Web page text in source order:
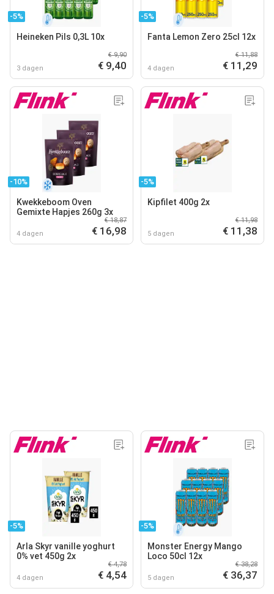
-5%
Heineken Pils 0,3L 10x
3 dagen
€ 9,90
€ 9,40
-5%
Fanta Lemon Zero 25cl 12x
4 dagen
€ 11,88
€ 11,29
-10%
Kwekkeboom Oven
Gemixte Hapjes 260g 3x
4 dagen
€ 18,87
€ 16,98
-5%
Kipfilet 400g 2x
5 dagen
€ 11,98
€ 11,38
-5%
Arla Skyr vanille yoghurt
0% vet 450g 2x
4 dagen
€ 4,78
€ 4,54
-5%
Monster Energy Mango
Loco 50cl 12x
5 dagen
€ 38,28
€ 36,37